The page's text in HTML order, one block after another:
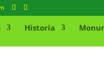
Historia